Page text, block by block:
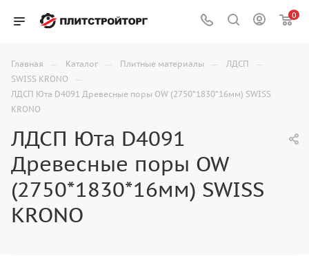
0
Главная — Каталог — Плитные материалы — ЛДСП —
SWISS KRONO —
ЛДСП Юта D4091 Древесные поры OW (2750*1830*16мм) SWISS
KRONO
ЛДСП Юта D4091
Древесные поры OW
(2750*1830*16мм) SWISS
KRONO